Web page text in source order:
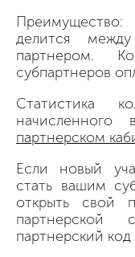
делится
партнером.
субпартнеров
Статистика
начисленного
партнерском
Если новый
стать вашим
открыть свой
партнерский